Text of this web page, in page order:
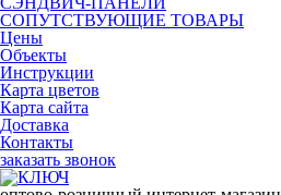
СОПУТСТВУЮЩИЕ ТОВАРЫ
Цены
Объекты
Инструкции
Карта цветов
Карта сайта
Доставка
Контакты
заказать звонок